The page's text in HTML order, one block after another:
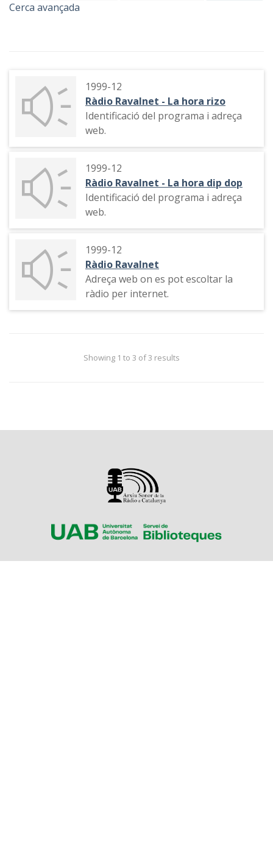
Cerca avançada
1999-12
Ràdio Ravalnet - La hora rizo
Identificació del programa i adreça
web.
1999-12
Ràdio Ravalnet - La hora dip dop
Identificació del programa i adreça
web.
1999-12
Ràdio Ravalnet
Adreça web on es pot escoltar la
ràdio per internet.
Showing 1 to 3 of 3 results